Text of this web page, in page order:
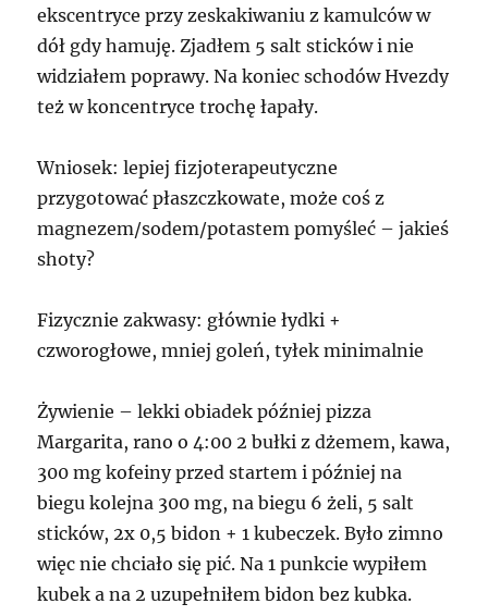
ekscentryce przy zeskakiwaniu z kamulców w
dół gdy hamuję. Zjadłem 5 salt sticków i nie
widziałem poprawy. Na koniec schodów Hvezdy
też w koncentryce trochę łapały.
Wniosek: lepiej fizjoterapeutyczne
przygotować płaszczkowate, może coś z
magnezem/sodem/potastem pomyśleć – jakieś
shoty?
Fizycznie zakwasy: głównie łydki +
czworogłowe, mniej goleń, tyłek minimalnie
Żywienie – lekki obiadek później pizza
Margarita, rano o 4:00 2 bułki z dżemem, kawa,
300 mg kofeiny przed startem i później na
biegu kolejna 300 mg, na biegu 6 żeli, 5 salt
sticków, 2x 0,5 bidon + 1 kubeczek. Było zimno
więc nie chciało się pić. Na 1 punkcie wypiłem
kubek a na 2 uzupełniłem bidon bez kubka.